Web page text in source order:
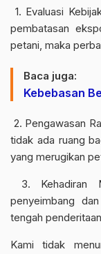
1. Evaluasi
pembatasan
petani, maka
Baca juga:
Kebebasan
2. Pengawasan
tidak ada ruang
yang merugikan
3. Kehadiran
penyeimbang
tengah
Kami tidak